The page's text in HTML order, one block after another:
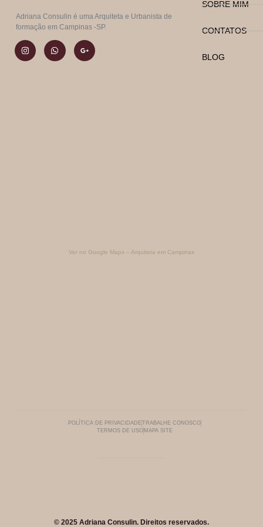
Adriana Consulin é uma Arquiteta e Urbanista de
formação em Campinas -SP.
SOBRE MIM
CONTATOS
BLOG
Ver no Google Maps – Arquiteta em Campinas
POLÍTICA DE PRIVACIDADE TRABALHE CONOSCO
TERMOS DE USO MAPA SITE
© 2025 Adriana Consulin. Direitos reservados.